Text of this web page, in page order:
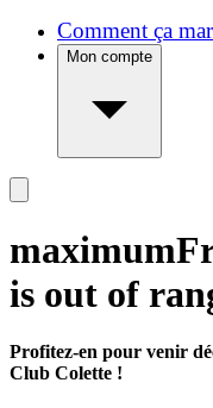
Comment ça
Mon compte
is out of
Profitez-en pour venir
Club Colette !